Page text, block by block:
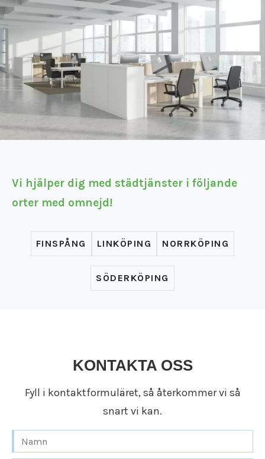
Vi hjälper dig med städtjänster i följande
orter med omnejd!
FINSPÅNG LINKÖPING NORRKÖPING
SÖDERKÖPING
KONTAKTA OSS
Fyll i kontaktformuläret, så återkommer vi så
snart vi kan.